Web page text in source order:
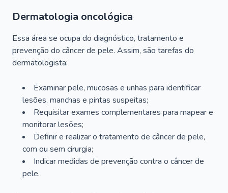
Dermatologia oncológica
Essa área se ocupa do diagnóstico, tratamento e
prevenção do câncer de pele. Assim, são tarefas do
dermatologista:
Examinar pele, mucosas e unhas para identificar
lesões, manchas e pintas suspeitas;
Requisitar exames complementares para mapear e
monitorar lesões;
Definir e realizar o tratamento de câncer de pele,
com ou sem cirurgia;
Indicar medidas de prevenção contra o câncer de
pele.